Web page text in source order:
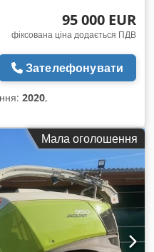
95 000 EUR
фіксована ціна додається ПДВ
Зателефонувати
2020,
Мала оголошення